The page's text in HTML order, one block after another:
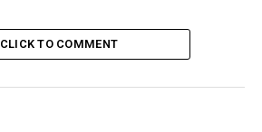
CLICK TO COMMENT